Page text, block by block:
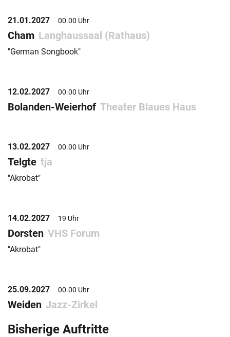
21.01.2027 00.00 Uhr
Cham Langhaussaal (Rathaus)
"German Songbook"
12.02.2027 00.00 Uhr
Bolanden-Weierhof Theater Blaues Haus
13.02.2027 00.00 Uhr
Telgte tja
"Akrobat"
14.02.2027 19 Uhr
Dorsten VHS Forum
"Akrobat"
25.09.2027 00.00 Uhr
Weiden Jazz-Zirkel
Bisherige Auftritte